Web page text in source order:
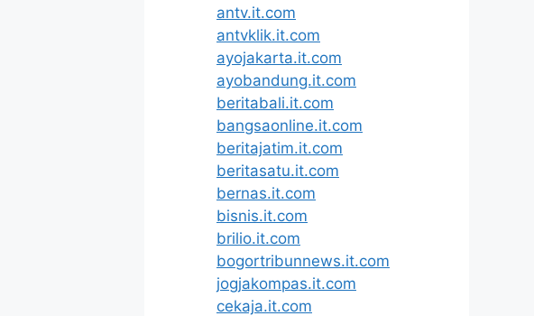
antv.it.com
antvklik.it.com
ayojakarta.it.com
ayobandung.it.com
beritabali.it.com
bangsaonline.it.com
beritajatim.it.com
beritasatu.it.com
bernas.it.com
bisnis.it.com
brilio.it.com
bogortribunnews.it.com
jogjakompas.it.com
cekaja.it.com